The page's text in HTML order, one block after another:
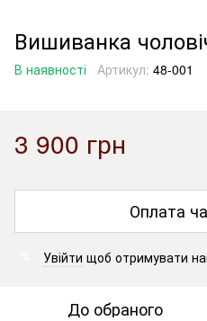
Вишиванка
В наявності Артикул: 48-001
3 900 грн
Оплата
Увійти щоб отримувати
До обраного